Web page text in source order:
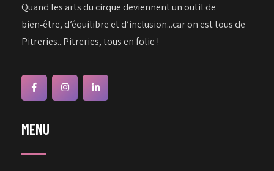
Quand les arts du cirque deviennent un outil de
bien‑être, d’équilibre et d’inclusion...car on est tous de
Pitreries...Pitreries, tous en folie !
MENU